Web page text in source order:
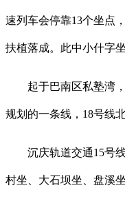
速列车会停靠13个坐点
扶植落成。此中小什字
起于巴南区私塾湾，
规划的一条线，18号线
沉庆轨道交通15号线
村坐、大石坝坐、盘溪